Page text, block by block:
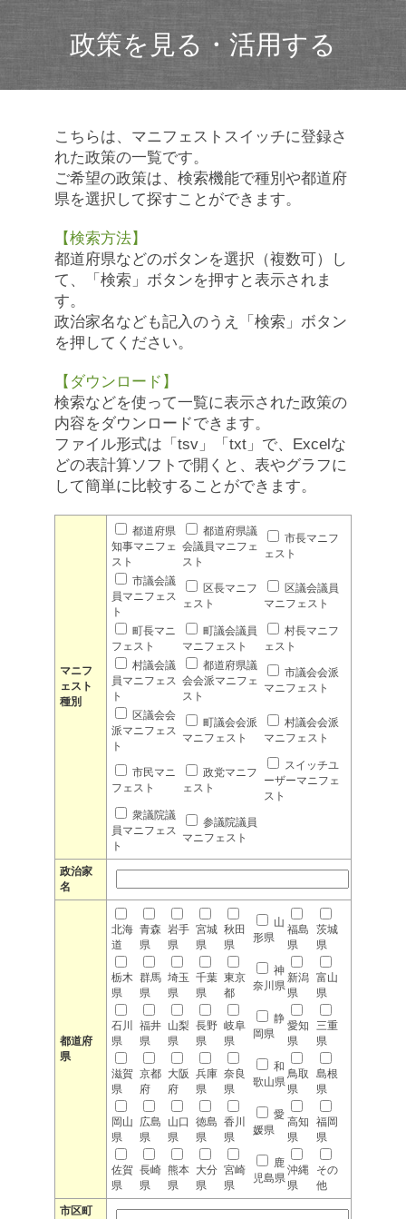
政策を見る・活用する
こちらは、マニフェストスイッチに登録さ
れた政策の一覧です。
ご希望の政策は、検索機能で種別や都道府
県を選択して探すことができます。
【検索方法】
都道府県などのボタンを選択（複数可）し
て、「検索」ボタンを押すと表示されま
す。
政治家名なども記入のうえ「検索」ボタン
を押してください。
【ダウンロード】
検索などを使って一覧に表示された政策の
内容をダウンロードできます。
ファイル形式は「tsv」「txt」で、Excelな
どの表計算ソフトで開くと、表やグラフに
して簡単に比較することができます。
マニフ
ェスト
種別
都道府県
知事マニフェ
スト
都道府県議
会議員マニフェ
スト
市長マニフ
ェスト
市議会議
員マニフェス
ト
区長マニフ
ェスト
区議会議員
マニフェスト
町長マニ
フェスト
町議会議員
マニフェスト
村長マニフ
ェスト
村議会議
員マニフェス
ト
都道府県議
会会派マニフェ
スト
市議会会派
マニフェスト
区議会会
派マニフェス
ト
町議会会派
マニフェスト
村議会会派
マニフェスト
市民マニ
フェスト
政党マニフ
ェスト
スイッチユ
ーザーマニフェ
スト
衆議院議
員マニフェス
ト
参議院議員
マニフェスト
政治家
名
都道府
県
北海
道
青森
県
岩手
県
宮城
県
秋田
県
山
形県
福島
県
茨城
県
栃木
県
群馬
県
埼玉
県
千葉
県
東京
都
神
奈川県
新潟
県
富山
県
石川
県
福井
県
山梨
県
長野
県
岐阜
県
静
岡県
愛知
県
三重
県
滋賀
県
京都
府
大阪
府
兵庫
県
奈良
県
和
歌山県
鳥取
県
島根
県
岡山
県
広島
県
山口
県
徳島
県
香川
県
愛
媛県
高知
県
福岡
県
佐賀
県
長崎
県
熊本
県
大分
県
宮崎
県
鹿
児島県
沖縄
県
その
他
市区町